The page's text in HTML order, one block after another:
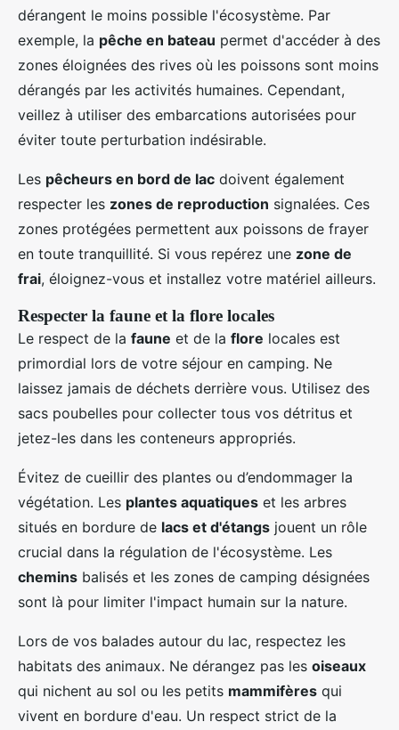
dérangent le moins possible l'écosystème. Par
exemple, la pêche en bateau permet d'accéder à des
zones éloignées des rives où les poissons sont moins
dérangés par les activités humaines. Cependant,
veillez à utiliser des embarcations autorisées pour
éviter toute perturbation indésirable.
Les pêcheurs en bord de lac doivent également
respecter les zones de reproduction signalées. Ces
zones protégées permettent aux poissons de frayer
en toute tranquillité. Si vous repérez une zone de
frai, éloignez-vous et installez votre matériel ailleurs.
Respecter la faune et la flore locales
Le respect de la faune et de la flore locales est
primordial lors de votre séjour en camping. Ne
laissez jamais de déchets derrière vous. Utilisez des
sacs poubelles pour collecter tous vos détritus et
jetez-les dans les conteneurs appropriés.
Évitez de cueillir des plantes ou d’endommager la
végétation. Les plantes aquatiques et les arbres
situés en bordure de lacs et d'étangs jouent un rôle
crucial dans la régulation de l'écosystème. Les
chemins balisés et les zones de camping désignées
sont là pour limiter l'impact humain sur la nature.
Lors de vos balades autour du lac, respectez les
habitats des animaux. Ne dérangez pas les oiseaux
qui nichent au sol ou les petits mammifères qui
vivent en bordure d'eau. Un respect strict de la